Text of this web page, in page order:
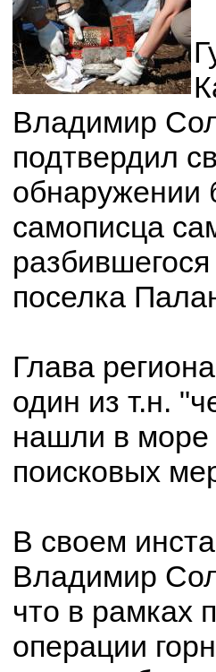
Владимир
подтвердил
обнаружении
самописца
поселка
Глава
один из т.н.
нашли в море
поисковых
В своем
Владимир
что в рамках
операции